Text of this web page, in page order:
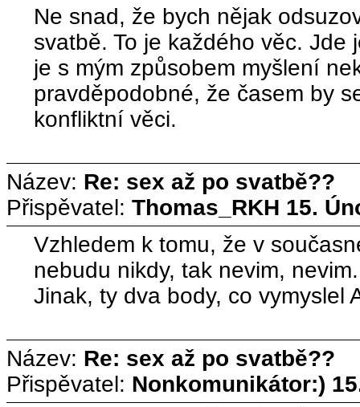
Ne snad, že bych nějak
svatbě. To je každého věc.
je s mým způsobem myšlení
pravděpodobné, že časem by
konfliktní věci.
Název: Re: sex až po svatbě??
Přispěvatel: Thomas_RKH 15.
Vzhledem k tomu, že v
nebudu nikdy, tak nevim,
Jinak, ty dva body, co vymyslel
Název: Re: sex až po svatbě??
Přispěvatel: Nonkomunikátor:)